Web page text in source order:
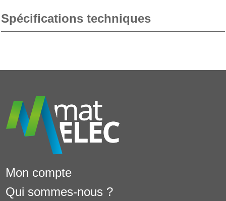
Spécifications techniques
Mon compte
Qui sommes-nous ?